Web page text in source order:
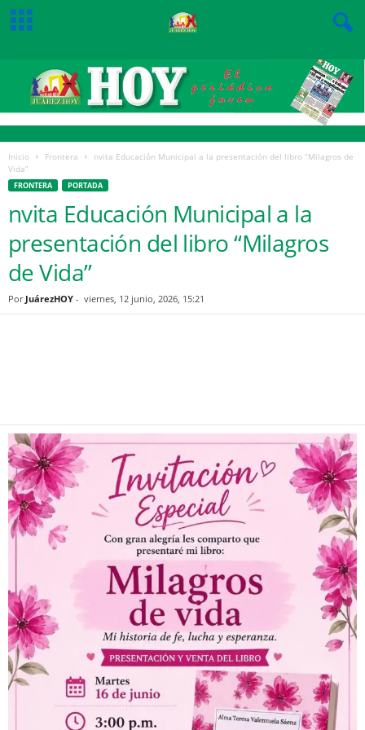
Inicio Frontera
nvita Educación Municipal a la presentación del libro “Milagros de
Vida”
FRONTERA PORTADA
nvita Educación Municipal a la
presentación del libro “Milagros
de Vida”
Por JuárezHOY - viernes, 12 junio, 2026, 15:21